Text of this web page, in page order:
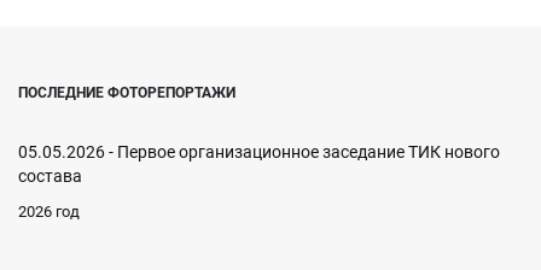
ПОСЛЕДНИЕ ФОТОРЕПОРТАЖИ
05.05.2026 - Первое организационное заседание ТИК нового
состава
2026 год